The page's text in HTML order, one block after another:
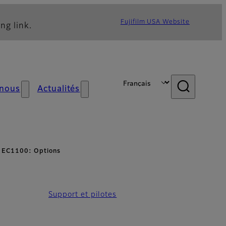
link. Fujifilm USA Website
Actualités
EC1100: Options
Support et pilotes